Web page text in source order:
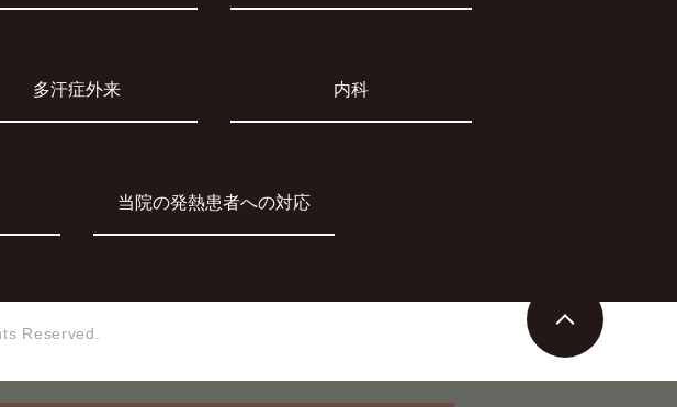
多汗症外来 内科
当院の発熱患者への対応
Reserved.